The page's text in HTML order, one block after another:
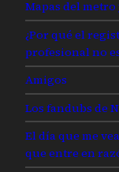
Mapas del
¿Por qué el
profesional no
Amigos
Los fandubs de
El día que me
que entre en